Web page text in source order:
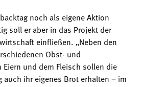
noch als eigene Aktion
soll er aber in das Projekt der
einfließen. „Neben den
Obst- und
Eiern und dem Fleisch sollen die
ihr eigenes Brot erhalten ‒ im